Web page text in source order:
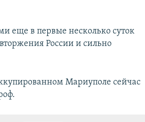
еще в первые несколько суток
России и сильно
Мариуполе сейчас